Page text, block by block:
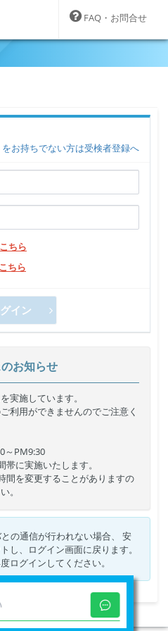
FAQ・お問合せ
お持ちでない方は受検者登録へ
ちら
ちら
イン
お知らせ
実施しています。
利用ができませんのでご注意く
～PM9:30
に実施いたします。
間を変更することがありますの
。
の通信が行われない場合、 安
し、ログイン画面に戻ります。
ログインしてください。